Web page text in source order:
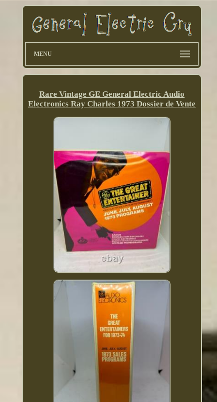
MENU
Rare Vintage GE General Electric Audio
Electronics Ray Charles 1973 Dossier de Vente